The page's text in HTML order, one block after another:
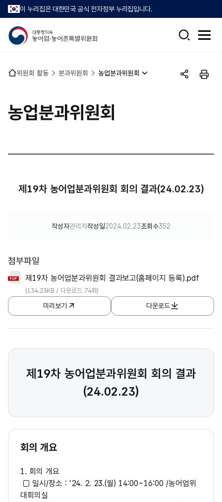
이 누리집은 대한민국 공식 전자정부 누리집입니다.
검
전
뉴
열
홈 위원회 활동 분과위원회 농업분과위원회
공
인
농업분과위원회
제19차 농어업분과위원회 회의 결과(24.02.23)
작성자관리자작성일2024.02.23조회수352
첨부파일
제19차 농어업분과위원회 결과보고(홈페이지 등록).pdf
(134.23KB / 다운로드 74회)
미리보기 다운로드
제19차 농어업분과위원회 회의 결과
(24.02.23)
회의 개요
1. 회의 개요
□ 일시/장소 : ’24. 2. 23.(월) 14:00~16:00 /농어업위
대회의실